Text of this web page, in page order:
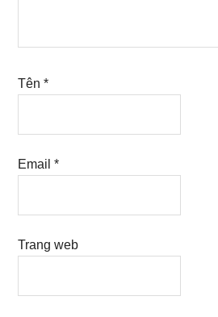
Tên*
Email*
Trang web